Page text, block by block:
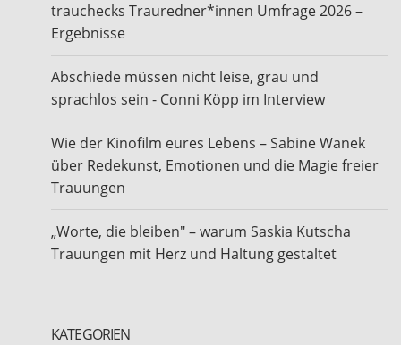
trauchecks Trauredner*innen Umfrage 2026 –
Ergebnisse
Abschiede müssen nicht leise, grau und
sprachlos sein - Conni Köpp im Interview
Wie der Kinofilm eures Lebens – Sabine Wanek
über Redekunst, Emotionen und die Magie freier
Trauungen
„Worte, die bleiben" – warum Saskia Kutscha
Trauungen mit Herz und Haltung gestaltet
KATEGORIEN